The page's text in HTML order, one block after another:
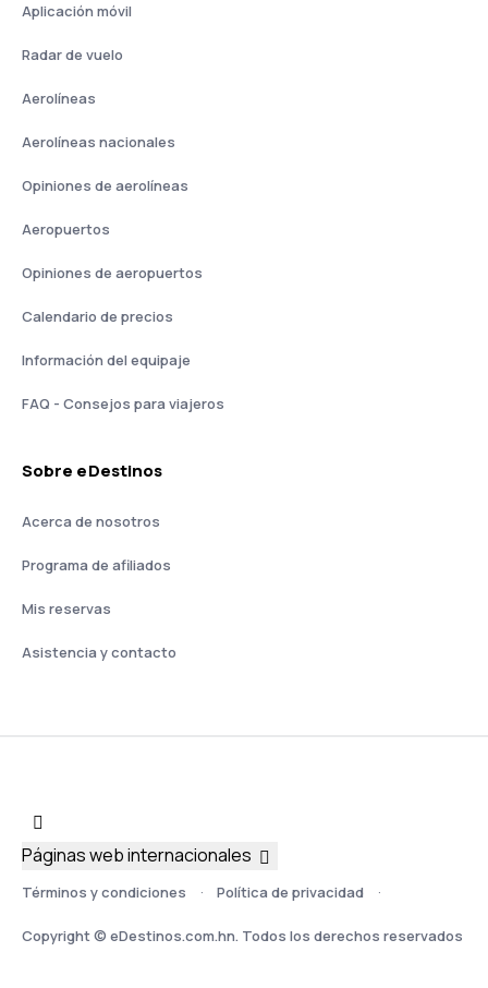
Aplicación móvil
Radar de vuelo
Aerolíneas
Aerolíneas nacionales
Opiniones de aerolíneas
Aeropuertos
Opiniones de aeropuertos
Calendario de precios
Información del equipaje
FAQ - Consejos para viajeros
Sobre eDestinos
Acerca de nosotros
Programa de afiliados
Mis reservas
Asistencia y contacto
Términos y condiciones Política de privacidad
Copyright © eDestinos.com.hn. Todos los derechos reservados
Páginas web internacionales